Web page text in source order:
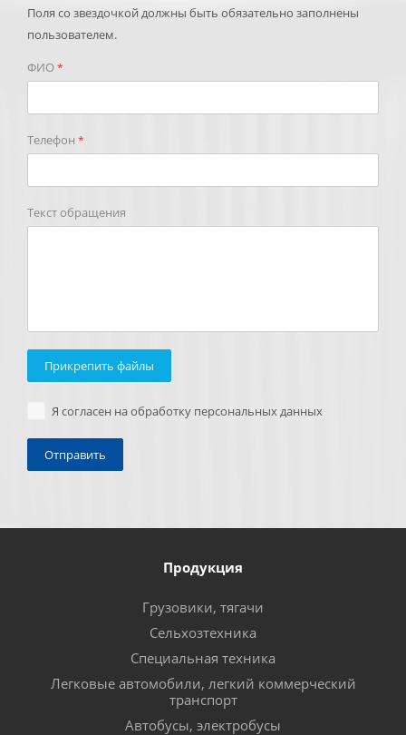
Поля со звездочкой должны быть обязательно заполнены
пользователем.
ФИО*
Телефон *
Текст обращения
Прикрепить файлы
Я согласен на обработку персональных данных
Продукция
Грузовики, тягачи
Сельхозтехника
Специальная техника
Легковые автомобили, легкий коммерческий
транспорт
Автобусы, электробусы